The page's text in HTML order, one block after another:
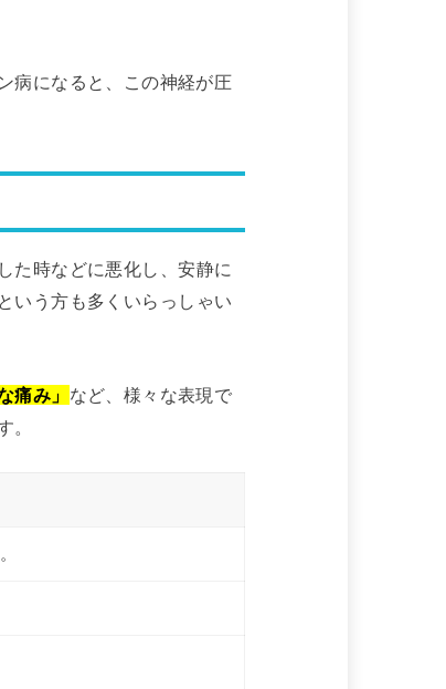
病になると、この神経が圧
た時などに悪化し、安静に
という方も多くいらっしゃい
痛み」 など、様々な表現で
。